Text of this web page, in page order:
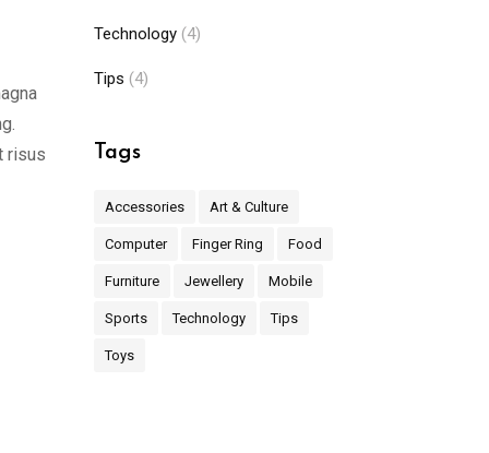
risus
Technology (4)
Tips (4)
Tags
Accessories Art & Culture
Computer Finger Ring Food
Furniture Jewellery Mobile
Sports Technology Tips
Toys